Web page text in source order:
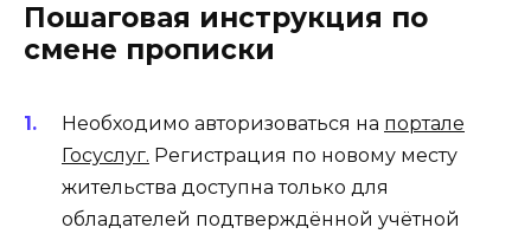
Пошаговая инструкция по
смене прописки
Необходимо авторизоваться на портале
Госуслуг. Регистрация по новому месту
жительства доступна только для
обладателей подтверждённой учётной